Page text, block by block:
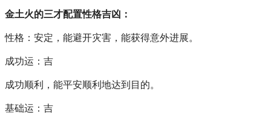
金土火的三才配置性格吉凶：
性格：安定，能避开灾害，能获得意外进展。
成功运：吉
成功顺利，能平安顺利地达到目的。
基础运：吉